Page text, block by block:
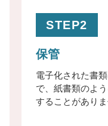
STEP2
保管
電子化された書
で、紙書類のよ
することがありま